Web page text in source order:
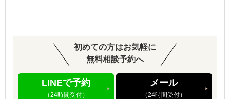
初めての方はお気軽に
無料相談予約へ
LINEで予約
（24時間受付）
メール
（24時間受付）